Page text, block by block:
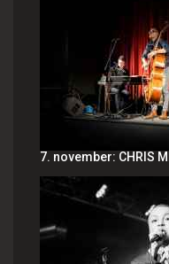
7. november: CHRIS